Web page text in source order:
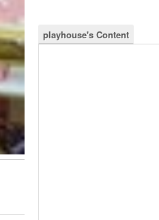
playhouse's Content